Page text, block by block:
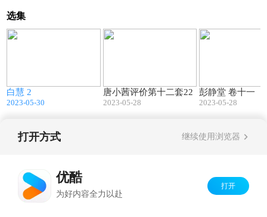
选集
白慧 2
2023-05-30
唐小茜评价第十二套22
2023-05-28
彭静堂 卷十一（
2023-05-28
打开方式 继续使用浏览器
优酷
为好内容全力以赴
打开